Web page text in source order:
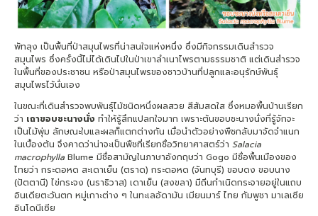
พัทลุง เป็นพื้นที่ป่าสมุนไพรที่น่าสนใจแห่งหนึ่ง ซึ่งมีกิจกรรมเดินสำรวจ
สมุนไพร ซึ่งครั้งนี้ไม่ได้เดินไปในป่าเขาลำเนาไพรตามธรรมชาติ แต่เดินสำรวจ
ในพื้นที่ของประชาชน หรือป่าสมุนไพรของชาวบ้านที่ปลูกและอนุรักษ์พันธุ์
สมุนไพรไว้นั่นเอง
ในขณะที่เดินสำรวจพบพันธุ์ไม้ชนิดหนึ่งผลสวย สีส้มสดใส ซึ่งหมอพื้นบ้านเรียก
ว่า เถาขอบชะนางนั่ง ทำให้รู้สึกแปลกใจมาก เพราะต้นขอบชะนางนั่งที่รู้จักจะ
เป็นไม้พุ่ม ลักษณะใบและผลก็แตกต่างกัน เมื่อนำตัวอย่างพืชกลับมาจัดจำแนก
ในเบื้องต้น จึงคาดว่าน่าจะเป็นพืชที่เรียกชื่อวิทยาศาสตร์ว่า Salacia
macrophylla Blume มีชื่อสามัญในภาษาอังกฤษว่า Gogo มีชื่อพื้นเมืองของ
ไทยว่า กระดอหด สะเดาเย็น (ตราด) กระดอหด (จันทบุรี) ขอบดง ขอบนาง
(ปัตตานี) ไข่กระจง (นราธิวาส) เดาเย็น (สงขลา) มีถิ่นกำเนิดกระจายอยู่ในแถบ
อินเดียตะวันตก หมู่เกาะต่าง ๆ ในทะเลอัดามัน เมียนมาร์ ไทย กัมพูชา มาเลเซีย
อินโดนีเซีย